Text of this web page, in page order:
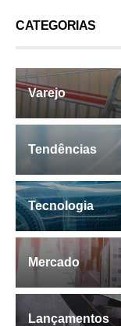
CATEGORIAS
Varejo
Tendências
Tecnologia
Mercado
Lançamentos